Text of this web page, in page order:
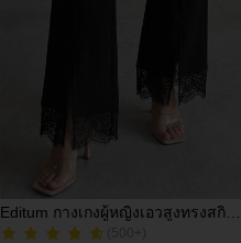
Editum กางเกงผู้หญิงเอวสูงทรงสกินนี่
สีดำแต่งลูกไม้แบบปะติด ยืดหยุ่น
(500+)
100+ ขายแล้ว